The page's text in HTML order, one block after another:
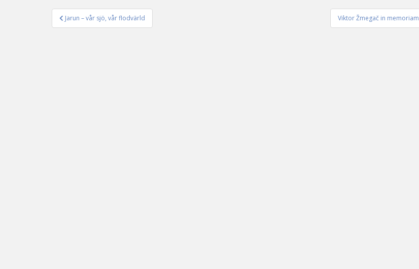
Inläggsnavigering
Jarun – vår sjö, vår flodvärld Viktor Žmegač in memoriam